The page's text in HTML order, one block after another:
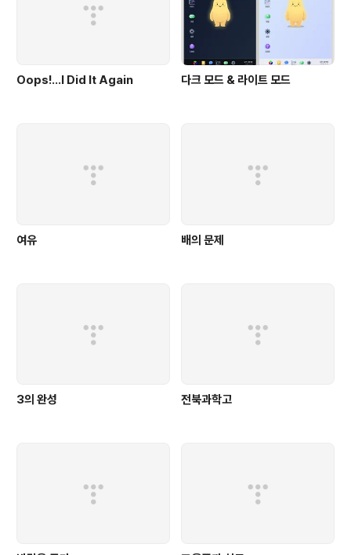
Oops!…I Did It Again 다크 모드 & 라이트 모드
여유 배의 문제
3의 완성 전북과학고